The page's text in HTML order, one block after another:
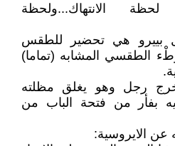
الانتهاك...ولحظة
بييرو هي تحضير للطقس
الطقسي المشابه (تماما)
خرج رجل وهو يغلق مظلته
بفأر من فتحة الباب من
عن الايروسية: